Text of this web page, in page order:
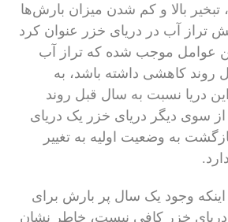
بالا و کم شدن میزان بارش‌ها
تراز آب در دریای خزر عنوان کرد
عوامل موجب شده که تراز آب
روند کاهشی داشته باشد، به
دریا نسبت به سال قبل روند
سوی دیگر دریای خزر یک دریای
به وضعیت اولیه به تغییر
اینکه وجود یک سال پر بارش برای
دریای خزر کافی نیست، خاطر نشان